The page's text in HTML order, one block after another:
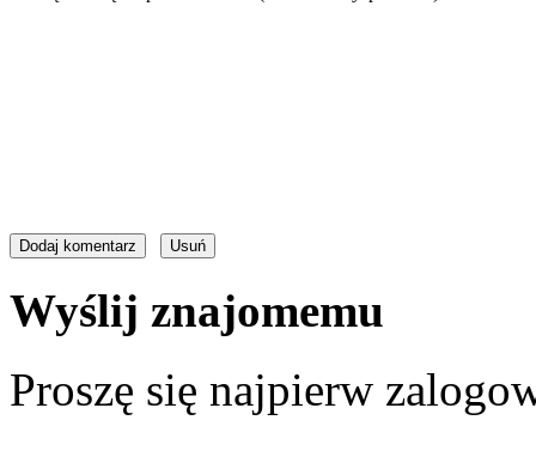
Wyślij znajomemu
Proszę się najpierw